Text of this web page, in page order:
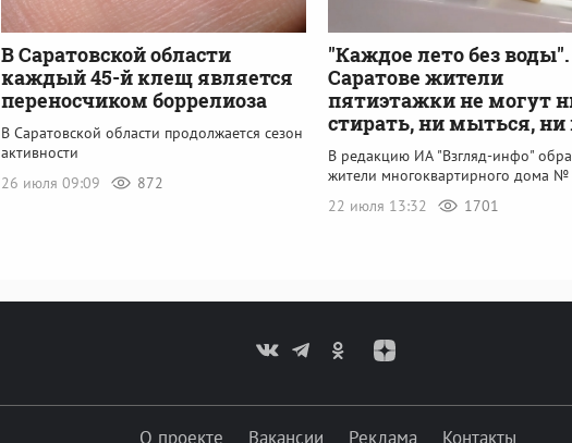
В Саратовской области
каждый 45-й клещ является
переносчиком боррелиоза
В Саратовской области продолжается сезон
активности
26 июля 09:09
872
"Каждое лето без
Саратове жители
пятиэтажки не могут
стирать, ни мыться, ни
В редакцию ИА "Взгляд-инфо"
жители многоквартирного дома
22 июля 13:32
1701
О проекте Вакансии Реклама Контакты